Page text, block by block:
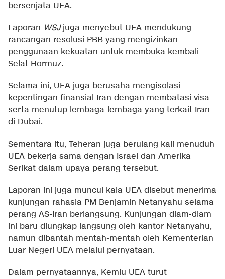
bersenjata UEA.
Laporan WSJjuga menyebut UEA mendukung
rancangan resolusi PBB yang mengizinkan
penggunaan kekuatan untuk membuka kembali
Selat Hormuz.
Selama ini, UEA juga berusaha mengisolasi
kepentingan finansial Iran dengan membatasi visa
serta menutup lembaga-lembaga yang terkait Iran
di Dubai.
Sementara itu, Teheran juga berulang kali menuduh
UEA bekerja sama dengan Israel dan Amerika
Serikat dalam upaya perang tersebut.
Laporan ini juga muncul kala UEA disebut menerima
kunjungan rahasia PM Benjamin Netanyahu selama
perang AS-Iran berlangsung. Kunjungan diam-diam
ini baru diungkap langsung oleh kantor Netanyahu,
namun dibantah mentah-mentah oleh Kementerian
Luar Negeri UEA melalui pernyataan.
Dalam pernyataannya, Kemlu UEA turut